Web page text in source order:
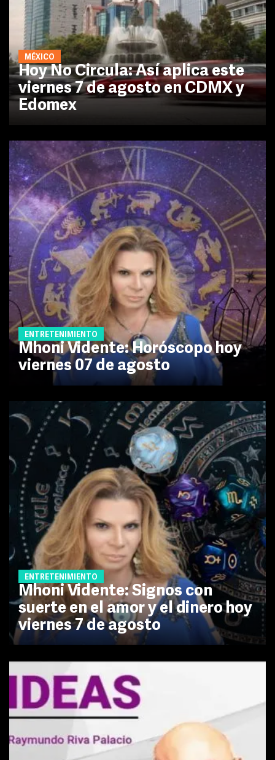
MÉXICO
Hoy No Circula: Así aplica este
viernes 7 de agosto en CDMX y
Edomex
ENTRETENIMIENTO
Mhoni Vidente: Horóscopo hoy
viernes 07 de agosto
ENTRETENIMIENTO
Mhoni Vidente: Signos con
suerte en el amor y el dinero hoy
viernes 7 de agosto